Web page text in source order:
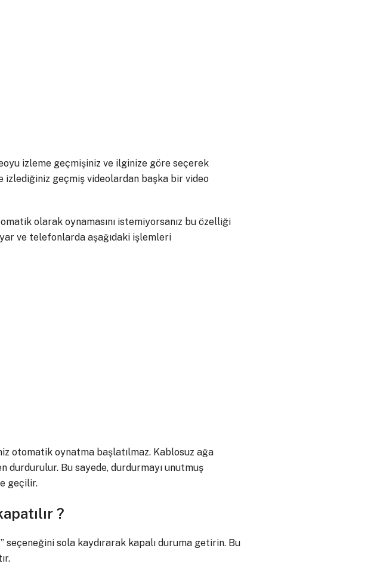
izleme geçmişiniz ve ilginize göre seçerek
geçmiş videolardan başka bir video
olarak oynamasını istemiyorsanız bu özelliği
ve telefonlarda aşağıdaki işlemleri
otomatik oynatma başlatılmaz. Kablosuz ağa
durdurulur. Bu sayede, durdurmayı unutmuş
geçilir.
?
” seçeneğini sola kaydırarak kapalı duruma getirin. Bu